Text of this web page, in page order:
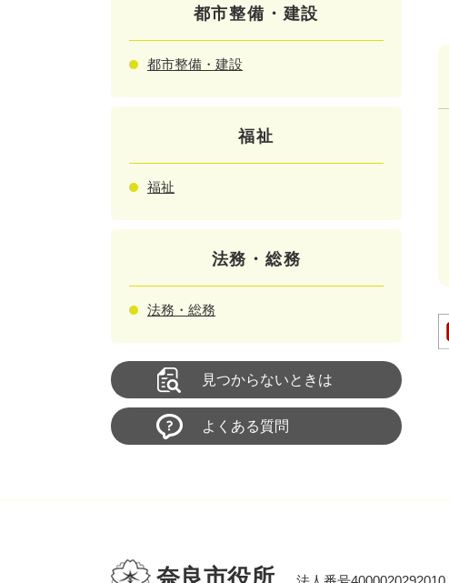
都市整備・建設
都市整備・建設
福祉
福祉
法務・総務
法務・総務
見つからないときは
よくある質問
奈良市役所